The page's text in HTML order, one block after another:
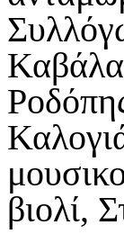
βιολί,